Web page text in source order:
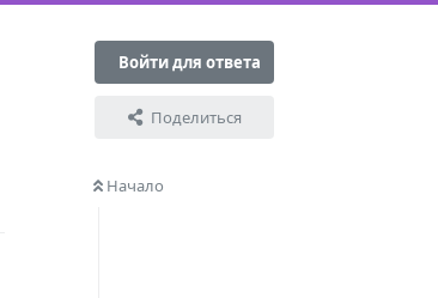
Войти для ответа
Поделиться
Начало